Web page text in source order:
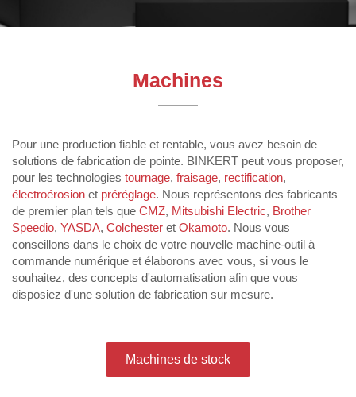
Machines
Pour une production fiable et rentable, vous avez besoin de
solutions de fabrication de pointe. BINKERT peut vous proposer,
pour les technologies tournage, fraisage, rectification,
électroérosion et préréglage. Nous représentons des fabricants
de premier plan tels que CMZ, Mitsubishi Electric, Brother
Speedio, YASDA, Colchester et Okamoto. Nous vous
conseillons dans le choix de votre nouvelle machine-outil à
commande numérique et élaborons avec vous, si vous le
souhaitez, des concepts d'automatisation afin que vous
disposiez d'une solution de fabrication sur mesure.
Machines de stock